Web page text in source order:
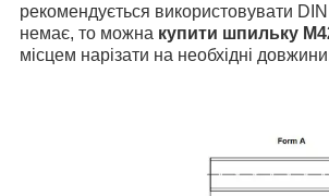
рекомендується використовувати
немає, то можна купити шпильку
місцем нарізати на необхідні